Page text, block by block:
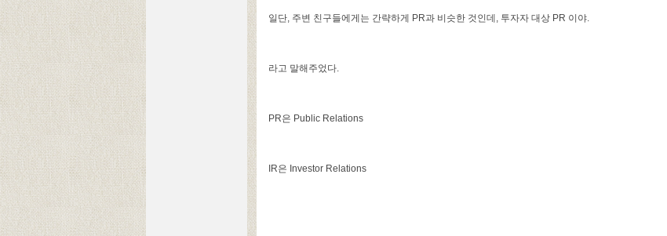
일단, 주변 친구들에게는 간략하게 PR과 비슷한 것인데, 투자자 대상 PR 이야.
라고 말해주었다.
PR은 Public Relations
IR은 Investor Relations